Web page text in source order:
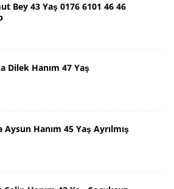
Bey 43 Yaş 0176 6101 46 46
Dilek Hanım 47 Yaş
Hanım 45 Yaş Ayrılmış